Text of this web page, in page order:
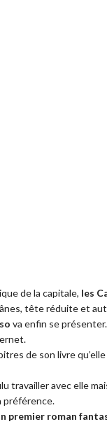
de la capitale, les
tête réduite et
va enfin se présenter.
de son livre
travailler avec elle
préférence.
premier roman